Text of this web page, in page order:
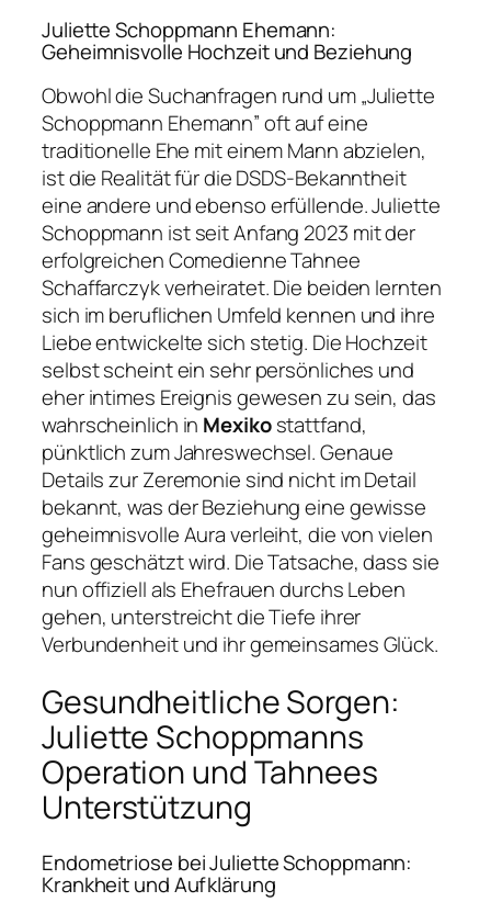
Juliette Schoppmann Ehemann:
Geheimnisvolle Hochzeit und Beziehung
Obwohl die Suchanfragen rund um „Juliette
Schoppmann Ehemann” oft auf eine
traditionelle Ehe mit einem Mann abzielen,
ist die Realität für die DSDS-Bekanntheit
eine andere und ebenso erfüllende. Juliette
Schoppmann ist seit Anfang 2023 mit der
erfolgreichen Comedienne Tahnee
Schaffarczyk verheiratet. Die beiden lernten
sich im beruflichen Umfeld kennen und ihre
Liebe entwickelte sich stetig. Die Hochzeit
selbst scheint ein sehr persönliches und
eher intimes Ereignis gewesen zu sein, das
wahrscheinlich in Mexikostattfand,
pünktlich zum Jahreswechsel. Genaue
Details zur Zeremonie sind nicht im Detail
bekannt, was der Beziehung eine gewisse
geheimnisvolle Aura verleiht, die von vielen
Fans geschätzt wird. Die Tatsache, dass sie
nun offiziell als Ehefrauen durchs Leben
gehen, unterstreicht die Tiefe ihrer
Verbundenheit und ihr gemeinsames Glück.
Gesundheitliche Sorgen:
Juliette Schoppmanns
Operation und Tahnees
Unterstützung
Endometriose bei Juliette Schoppmann:
Krankheit und Aufklärung